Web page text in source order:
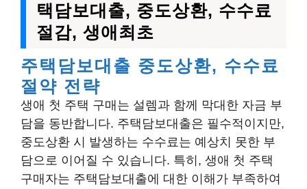
택담보대출, 중도상환, 수수료
절감, 생애최초
주택담보대출 중도상환, 수수료
절약 전략
생애 첫 주택 구매는 설렘과 함께 막대한 자금 부
담을 동반합니다. 주택담보대출은 필수적이지만,
중도상환 시 발생하는 수수료는 예상치 못한 부
담으로 이어질 수 있습니다. 특히, 생애 첫 주택
구매자는 주택담보대출에 대한 이해가 부족하여